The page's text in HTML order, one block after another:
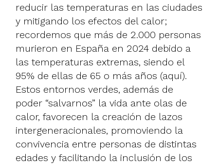
reducir las temperaturas en las ciudades
y mitigando los efectos del calor;
recordemos que más de 2.000 personas
murieron en España en 2024 debido a
las temperaturas extremas, siendo el
95% de ellas de 65 o más años (aquí).
Estos entornos verdes, además de
poder “salvarnos” la vida ante olas de
calor, favorecen la creación de lazos
intergeneracionales, promoviendo la
convivencia entre personas de distintas
edades y facilitando la inclusión de los